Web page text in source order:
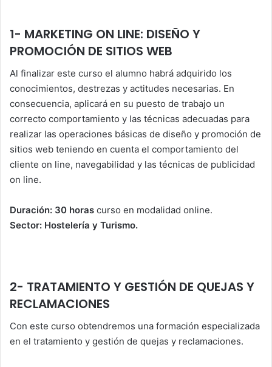
1- MARKETING ON LINE: DISEÑO Y
PROMOCIÓN DE SITIOS WEB
Al finalizar este curso el alumno habrá adquirido los
conocimientos, destrezas y actitudes necesarias. En
consecuencia, aplicará en su puesto de trabajo un
correcto comportamiento y las técnicas adecuadas para
realizar las operaciones básicas de diseño y promoción de
sitios web teniendo en cuenta el comportamiento del
cliente on line, navegabilidad y las técnicas de publicidad
on line.
Duración: 30 horas curso en modalidad online.
Sector: Hostelería y Turismo.
2- TRATAMIENTO Y GESTIÓN DE QUEJAS Y
RECLAMACIONES
Con este curso obtendremos una formación especializada
en el tratamiento y gestión de quejas y reclamaciones.